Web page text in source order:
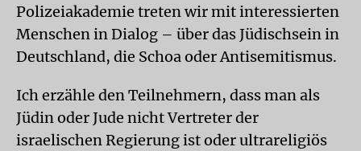
Polizeiakademie treten wir mit interessierten
Menschen in Dialog – über das Jüdischsein in
Deutschland, die Schoa oder Antisemitismus.
Ich erzähle den Teilnehmern, dass man als
Jüdin oder Jude nicht Vertreter der
israelischen Regierung ist oder ultrareligiös